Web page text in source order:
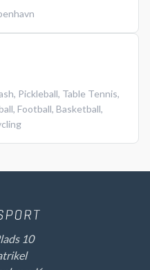
, Pickleball, Table Tennis,
, Football, Basketball,
10